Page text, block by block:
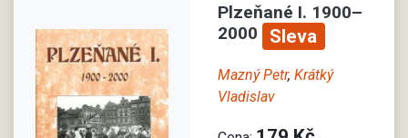
Plzeňané I. 1900–
2000
Sleva
Mazný Petr, Krátký
Vladislav